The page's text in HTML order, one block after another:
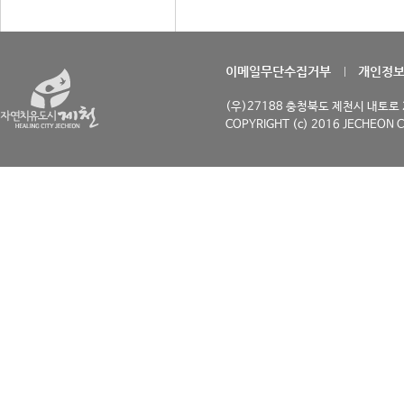
이메일무단수집거부 개인정
(우)27188 충청북도 제천시 내토
COPYRIGHT (c) 2016 JECHEON